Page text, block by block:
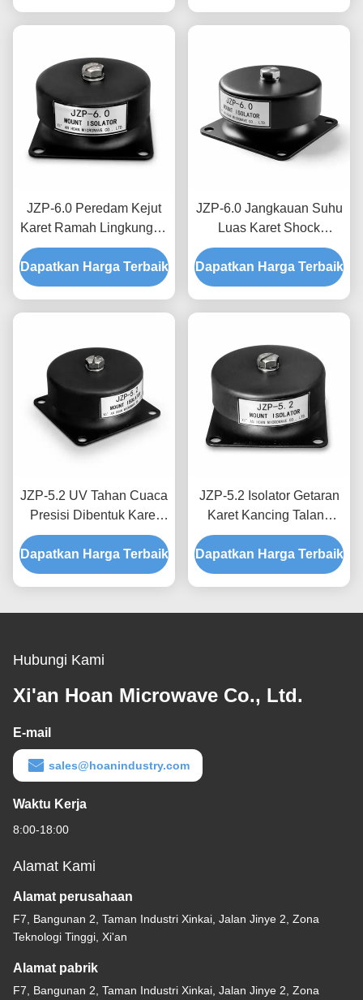
JZP-6.0 Peredam Kejut
Karet Ramah Lingkungan
Peredam Pelumas Bebas
Derit untuk Peralatan
Industri
Dapatkan Harga Terbaik
JZP-6.0 Jangkauan Suhu
Luas Karet Shock
Absorber Micro-Vibration
Filtering Damper untuk
Peralatan Presisi
Dapatkan Harga Terbaik
JZP-5.2 UV Tahan Cuaca
Presisi Dibentuk Karet
Getaran Isolator Mount
Shock Absorber Mount
untuk Perlengkapan Luar
Dapatkan Harga Terbaik
JZP-5.2 Isolator Getaran
Karet Kancing Talang
Tahan Korosi Dudukan
Peredam Kejut untuk
Penguliran Presisi
Dapatkan Harga Terbaik
Hubungi Kami
Xi'an Hoan Microwave Co., Ltd.
E-mail
sales@hoanindustry.com
Waktu Kerja
8:00-18:00
Alamat Kami
Alamat perusahaan
F7, Bangunan 2, Taman Industri Xinkai, Jalan Jinye 2, Zona
Teknologi Tinggi, Xi'an
Alamat pabrik
F7, Bangunan 2, Taman Industri Xinkai, Jalan Jinye 2, Zona